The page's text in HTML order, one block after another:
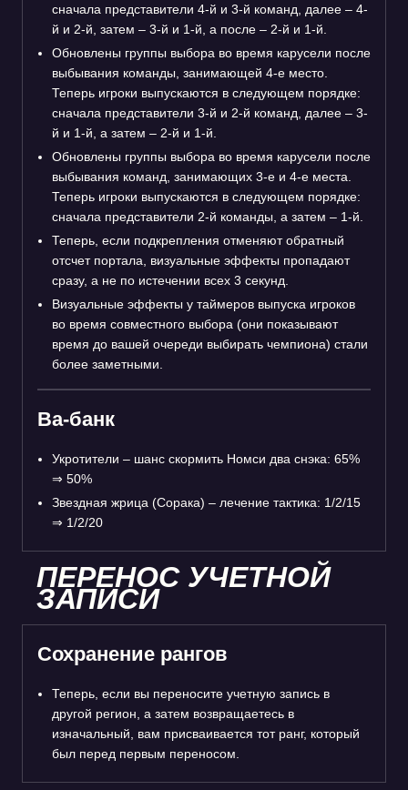
сначала представители 4-й и 3-й команд, далее – 4-
й и 2-й, затем – 3-й и 1-й, а после – 2-й и 1-й.
Обновлены группы выбора во время карусели после
выбывания команды, занимающей 4-е место.
Теперь игроки выпускаются в следующем порядке:
сначала представители 3-й и 2-й команд, далее – 3-
й и 1-й, а затем – 2-й и 1-й.
Обновлены группы выбора во время карусели после
выбывания команд, занимающих 3-е и 4-е места.
Теперь игроки выпускаются в следующем порядке:
сначала представители 2-й команды, а затем – 1-й.
Теперь, если подкрепления отменяют обратный
отсчет портала, визуальные эффекты пропадают
сразу, а не по истечении всех 3 секунд.
Визуальные эффекты у таймеров выпуска игроков
во время совместного выбора (они показывают
время до вашей очереди выбирать чемпиона) стали
более заметными.
Ва-банк
Укротители – шанс скормить Номси два снэка: 65%
⇒ 50%
Звездная жрица (Сорака) – лечение тактика: 1/2/15
⇒ 1/2/20
ПЕРЕНОС УЧЕТНОЙ
ЗАПИСИ
Сохранение рангов
Теперь, если вы переносите учетную запись в
другой регион, а затем возвращаетесь в
изначальный, вам присваивается тот ранг, который
был перед первым переносом.